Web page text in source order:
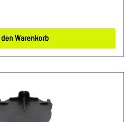
sorgt dieser Luftfilter für
gewährleistet er eine lange
Leistung. Halten Sie Ihren
passend bei vielen Audi/VW/SEAT
für Sie: Um Fehlkäufe zu vermeiden,
uns vor Ihrer Bestellung
den Warenkorb